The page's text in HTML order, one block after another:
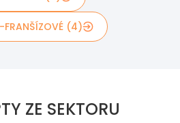
FRANŠÍZOVÉ (4)
ZE SEKTORU